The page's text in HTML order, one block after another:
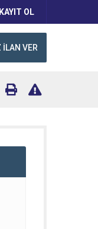
KAYIT OL
İLAN VER